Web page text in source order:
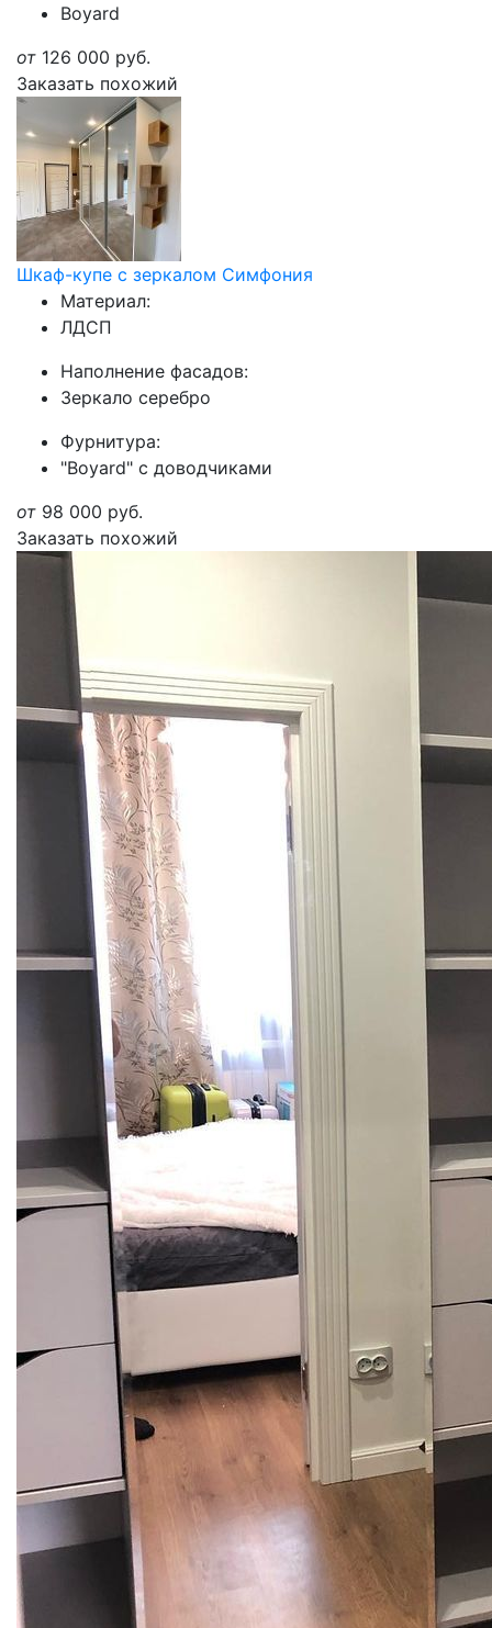
Boyard
от 126 000 руб.
Заказать похожий
Шкаф-купе с зеркалом Симфония
Материал:
ЛДСП
Наполнение фасадов:
Зеркало серебро
Фурнитура:
"Boyard" с доводчиками
от 98 000 руб.
Заказать похожий